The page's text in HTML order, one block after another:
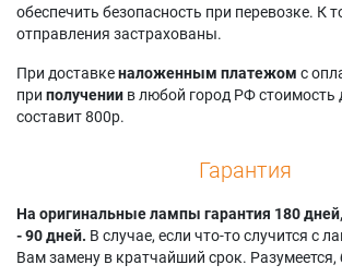
обеспечить безопасность при перевозке. К
отправления застрахованы.
При доставкеналоженным платежом с
при получении в любой город РФ стоимость
составит 800р.
Гарантия
На оригинальные лампы гарантия 180
- 90 дней. В случае, если что-то случится с
Вам замену в кратчайший срок. Разумеется,